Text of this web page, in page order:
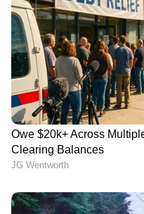
തൂഫാനിൽ കുടുങ്ങി
ജ്യോത്സ്യനും;
ജ്യോതിഷാലയത്തിൽനിന്ന്
പിടിച്ചെടുത്തത് കഞ്ചാവ്!